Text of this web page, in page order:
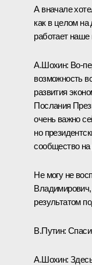
А вначале
как в целом на
работает
А.Шохин: Во-
возможность
развития
Послания
очень важно
но
сообщество на
Не могу не
результатом
В.Путин:
А.Шохин: